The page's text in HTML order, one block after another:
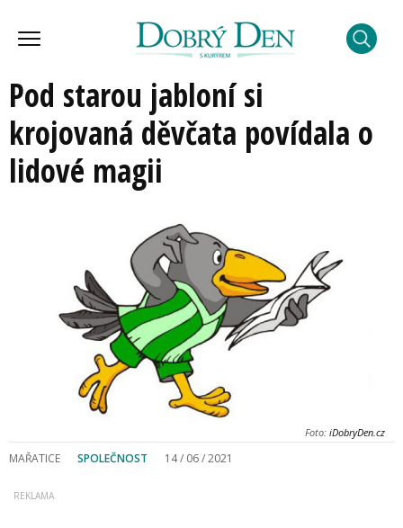
Pod starou jabloní si
krojovaná děvčata povídala o
lidové magii
Foto: iDobryDen.cz
MAŘATICE SPOLEČNOST 14 / 06 / 2021